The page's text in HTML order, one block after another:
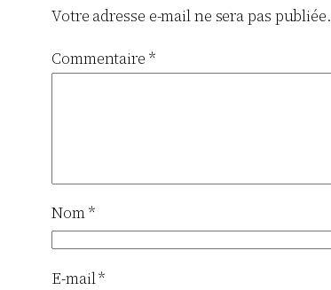
Votre adresse e-mail ne sera pas publiée.
Commentaire *
Nom*
E-mail*